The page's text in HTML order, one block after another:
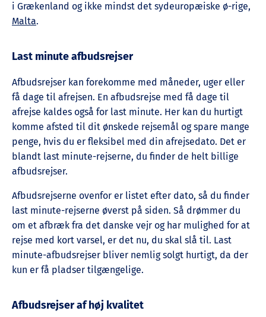
i Grækenland og ikke mindst det sydeuropæiske ø-rige,
Malta.
Last minute afbudsrejser
Afbudsrejser kan forekomme med måneder, uger eller
få dage til afrejsen. En afbudsrejse med få dage til
afrejse kaldes også for last minute. Her kan du hurtigt
komme afsted til dit ønskede rejsemål og spare mange
penge, hvis du er fleksibel med din afrejsedato. Det er
blandt last minute-rejserne, du finder de helt billige
afbudsrejser.
Afbudsrejserne ovenfor er listet efter dato, så du finder
last minute-rejserne øverst på siden. Så drømmer du
om et afbræk fra det danske vejr og har mulighed for at
rejse med kort varsel, er det nu, du skal slå til. Last
minute-afbudsrejser bliver nemlig solgt hurtigt, da der
kun er få pladser tilgængelige.
Afbudsrejser af høj kvalitet